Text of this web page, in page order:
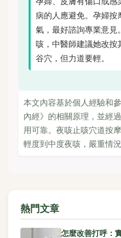
病的人應避免。孕婦按
氣，最好諮詢專業意見
咳，中醫師建議她改按
谷穴，但力道要輕。
本文內容基於個人經驗和
內經》的相關原理，並經
用可靠。夜咳止咳穴道按
輕度到中度夜咳，嚴重情況
熱門文章
怎麼改善打呼：